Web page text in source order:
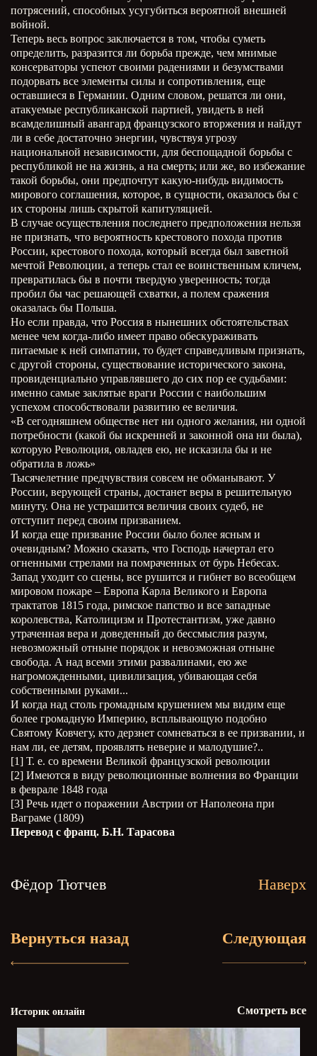
потрясений, способных усугубиться вероятной внешней
войной.
Теперь весь вопрос заключается в том, чтобы суметь
определить, разразится ли борьба прежде, чем мнимые
консерваторы успеют своими радениями и безумствами
подорвать все элементы силы и сопротивления, еще
оставшиеся в Германии. Одним словом, решатся ли они,
атакуемые республиканской партией, увидеть в ней
всамделишный авангард французского вторжения и найдут
ли в себе достаточно энергии, чувствуя угрозу
национальной независимости, для беспощадной борьбы с
республикой не на жизнь, а на смерть; или же, во избежание
такой борьбы, они предпочтут какую-нибудь видимость
мирового соглашения, которое, в сущности, оказалось бы с
их стороны лишь скрытой капитуляцией.
В случае осуществления последнего предположения нельзя
не признать, что вероятность крестового похода против
России, крестового похода, который всегда был заветной
мечтой Революции, а теперь стал ее воинственным кличем,
превратилась бы в почти твердую уверенность; тогда
пробил бы час решающей схватки, а полем сражения
оказалась бы Польша.
Но если правда, что Россия в нынешних обстоятельствах
менее чем когда-либо имеет право обескураживать
питаемые к ней симпатии, то будет справедливым признать,
с другой стороны, существование исторического закона,
провиденциально управлявшего до сих пор ее судьбами:
именно самые заклятые враги России с наибольшим
успехом способствовали развитию ее величия.
«В сегодняшнем обществе нет ни одного желания, ни одной
потребности (какой бы искренней и законной она ни была),
которую Революция, овладев ею, не исказила бы и не
обратила в ложь»
Тысячелетние предчувствия совсем не обманывают. У
России, верующей страны, достанет веры в решительную
минуту. Она не устрашится величия своих судеб, не
отступит перед своим призванием.
И когда еще призвание России было более ясным и
очевидным? Можно сказать, что Господь начертал его
огненными стрелами на помраченных от бурь Небесах.
Запад уходит со сцены, все рушится и гибнет во всеобщем
мировом пожаре – Европа Карла Великого и Европа
трактатов 1815 года, римское папство и все западные
королевства, Католицизм и Протестантизм, уже давно
утраченная вера и доведенный до бессмыслия разум,
невозможный отныне порядок и невозможная отныне
свобода. А над всеми этими развалинами, ею же
нагроможденными, цивилизация, убивающая себя
собственными руками...
И когда над столь громадным крушением мы видим еще
более громадную Империю, всплывающую подобно
Святому Ковчегу, кто дерзнет сомневаться в ее призвании, и
нам ли, ее детям, проявлять неверие и малодушие?..
[1] Т. е. со времени Великой французской революции
[2] Имеются в виду революционные волнения во Франции
в феврале 1848 года
[3] Речь идет о поражении Австрии от Наполеона при
Ваграме (1809)
Перевод с франц. Б.Н. Тарасова
Фёдор Тютчев Наверх
Вернуться назад Следующая
Историк онлайн Смотреть все